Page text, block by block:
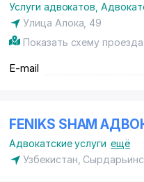
Услуги адвокатов ,
Улица Алока, 49
Показать схему
E-mail
FENIKS SHAM
Адвокатские услуги ещё
Узбекистан,